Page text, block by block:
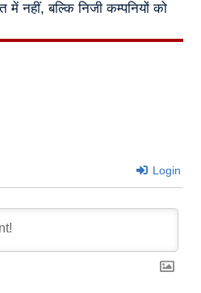
में नहीं, बल्कि निजी कम्पनियों को
Login